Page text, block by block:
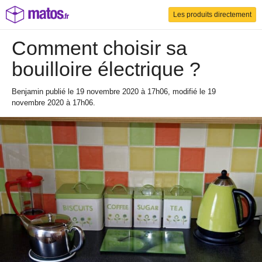
Les produits directement
Comment choisir sa
bouilloire électrique ?
Benjamin publié le 19 novembre 2020 à 17h06, modifié le 19
novembre 2020 à 17h06.